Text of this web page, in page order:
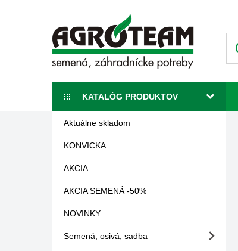
KATALÓG PRODUKTOV
Aktuálne skladom
KONVICKA
AKCIA
AKCIA SEMENÁ -50%
NOVINKY
Semená, osivá, sadba